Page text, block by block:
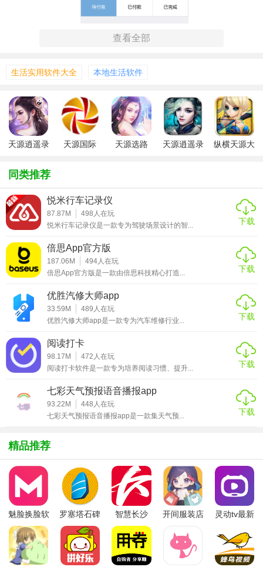
1. 个性化定制：进入软件设置，根据自己的生活习惯和需
求，对首页展示的功能模块进行个性化调整，将常用功能放
在显眼位置，方便快速访问。
2. 消息提醒设置：对于重要的生活服务提醒，如缴费提醒、
活动通知等，在消息设置中开启相应的提醒功能，并设置合
适的提醒时间和方式，避免错过重要信息。
3. 利用搜索功能：当需要快速查找特定服务或信息时，直接
容，节省时间和精力。
天源生活内容
1. 生活缴费：支持水电费、燃气费、话费、物业费等多种生
活费用的在线缴纳，用户无需再前往各个缴费网点，随时随
2. 社区服务：提供社区公告查看、物业报修、社区活动报名
等功能，加强用户与社区之间的互动和联系，打造便捷的社
区生活环境。
3. 周边商家：整合周边各类商家信息，包括餐饮、购物、娱
乐等，用户可以查看商家详情、用户评价，还能在线下单、
预订座位等，享受便捷的消费体验。
4. 健康管理：内置健康监测功能，可记录用户的运动步数、
查看全部
生活实用软件大全 本地生活软件
天源逍遥录
天源国际 天源选路
天源逍遥录
纵横天源大
同类推荐
悦米行车记录仪
87.87M 498 人在玩
悦米行车记录仪是一款专为驾驶场景设计的智...
下载
倍思App官方版
187.06M 494人在玩
倍思App官方版是一款由倍思科技精心打造...
下载
优胜汽修大师app
33.59M 489 人在玩
优胜汽修大师app是一款专为汽车维修行业...
下载
阅读打卡
98.17M 472 人在玩
阅读打卡软件是一款专为培养阅读习惯、提升...
下载
七彩天气预报语音播报app
93.22M 448 人在玩
七彩天气预报语音播报app是一款集天气预...
下载
精品推荐
魅脸换脸软
件
罗塞塔石碑
安卓版
智慧长沙
app
开间服装店
灵动tv最新